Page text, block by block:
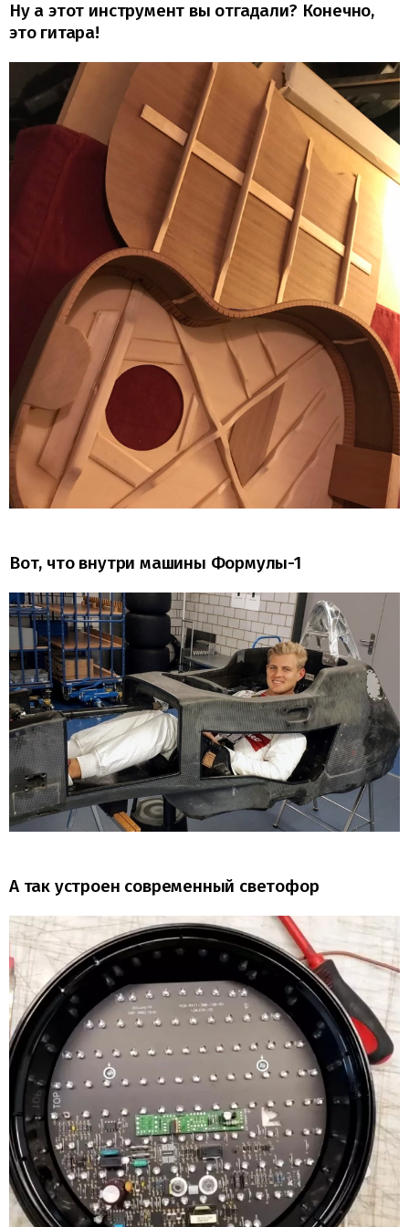
Ну а этот инструмент вы отгадали? Конечно,
это гитара!
Вот, что внутри машины Формулы-1
А так устроен современный светофор